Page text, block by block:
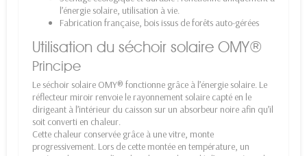
l’énergie solaire, utilisation à vie.
Fabrication française, bois issus de forêts auto-gérées
Utilisation du séchoir solaire OMY®
Principe
Le séchoir solaire OMY® fonctionne grâce à l’énergie solaire. Le
réflecteur miroir renvoie le rayonnement solaire capté en le
dirigeant à l’intérieur du caisson sur un absorbeur noire afin qu’il
soit converti en chaleur.
Cette chaleur conservée grâce à une vitre, monte
progressivement. Lors de cette montée en température, un